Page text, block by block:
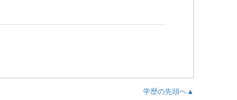
学歴の先頭へ▲